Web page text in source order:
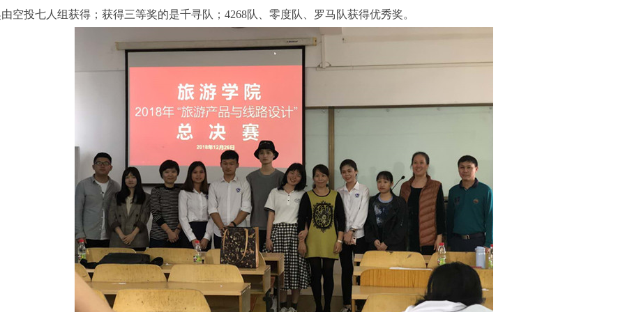
空投七人组获得；获得三等奖的是千寻队；4268队、零度队、罗马队获得优秀奖。